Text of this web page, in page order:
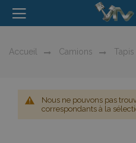
Accueil Camions
Nous ne pouvons pas
correspondants à la